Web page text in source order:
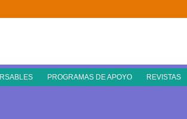
PROGRAMAS DE APOYO REVISTAS